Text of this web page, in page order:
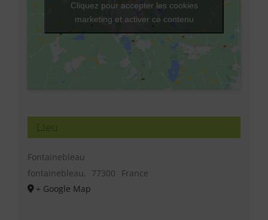
Lieu
Fontainebleau
fontainebleau, 77300
France
+ Google Map
Cliquez pour accepter les cookies
marketing et activer ce contenu